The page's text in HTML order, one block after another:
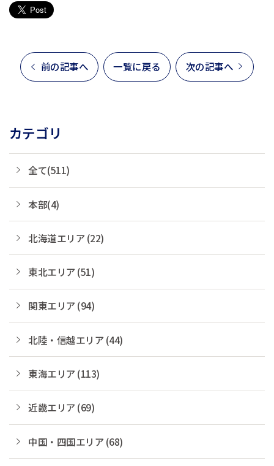
前の記事へ 一覧に戻る 次の記事へ
カテゴリ
全て(511)
本部(4)
北海道エリア (22)
東北エリア (51)
関東エリア (94)
北陸・信越エリア (44)
東海エリア (113)
近畿エリア (69)
中国・四国エリア (68)